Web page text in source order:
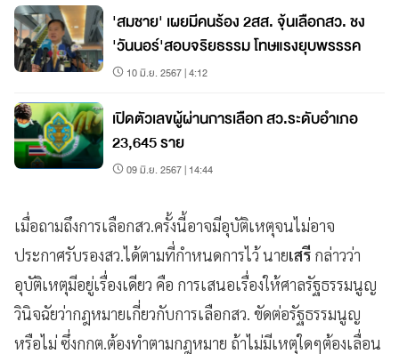
'สมชาย' เผยมีคนร้อง 2สส. จุ้นเลือกสว. ชง
'วันนอร์'สอบจริยธรรม โทษแรงยุบพรรรค
10 มิ.ย. 2567 | 4:12
เปิดตัวเลขผู้ผ่านการเลือก สว.ระดับอำเภอ
23,645 ราย
09 มิ.ย. 2567 | 14:44
เมื่อถามถึงการเลือกสว.ครั้งนี้อาจมีอุบัติเหตุจนไม่อาจ
ประกาศรับรองสว.ได้ตามที่กำหนดการไว้ นายเสรี กล่าวว่า
อุบัติเหตุมีอยู่เรื่องเดียว คือ การเสนอเรื่องให้ศาลรัฐธรรมนูญ
วินิจฉัยว่ากฎหมายเกี่ยวกับการเลือกสว. ขัดต่อรัฐธรรมนูญ
หรือไม่ ซึ่งกกต.ต้องทำตามกฎหมาย ถ้าไม่มีเหตุใดๆต้องเลื่อน